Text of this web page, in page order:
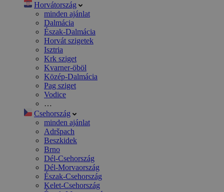
Horvátország
minden ajánlat
Dalmácia
Észak-Dalmácia
Horvát szigetek
Isztria
Krk sziget
Kvarner-öböl
Közép-Dalmácia
Pag sziget
Vodice
…
Csehország
minden ajánlat
Adršpach
Beszkidek
Brno
Dél-Csehország
Dél-Morvaország
Észak-Csehország
Kelet-Csehország